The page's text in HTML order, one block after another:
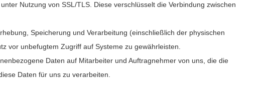
Nutzung von SSL/TLS. Diese verschlüsselt die Verbindung zwischen
Speicherung und Verarbeitung (einschließlich der physischen
vor unbefugtem Zugriff auf Systeme zu gewährleisten.
Daten auf Mitarbeiter und Auftragnehmer von uns, die die
Daten für uns zu verarbeiten.